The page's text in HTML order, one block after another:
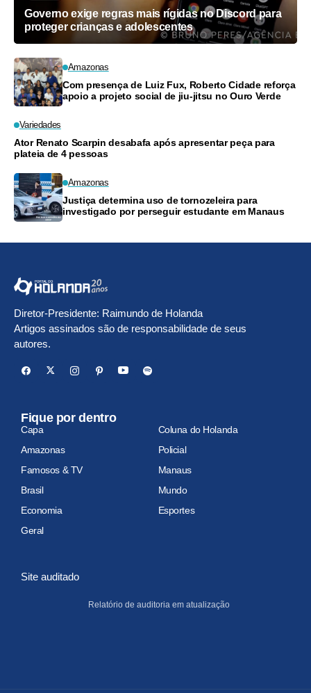
Governo exige regras mais rígidas no Discord para
proteger crianças e adolescentes
Amazonas
Com presença de Luiz Fux, Roberto Cidade reforça
apoio a projeto social de jiu-jitsu no Ouro Verde
Variedades
Ator Renato Scarpin desabafa após apresentar peça para
plateia de 4 pessoas
Amazonas
Justiça determina uso de tornozeleira para
investigado por perseguir estudante em Manaus
Diretor-Presidente: Raimundo de Holanda
Artigos assinados são de responsabilidade de seus
autores.
Fique por dentro
Capa
Coluna do Holanda
Amazonas
Policial
Famosos & TV
Manaus
Brasil
Mundo
Economia
Esportes
Geral
Site auditado
Relatório de auditoria em atualização